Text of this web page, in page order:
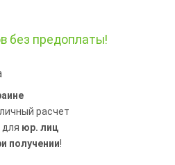
без предоплаты!
расчет
для юр. лиц
получении!